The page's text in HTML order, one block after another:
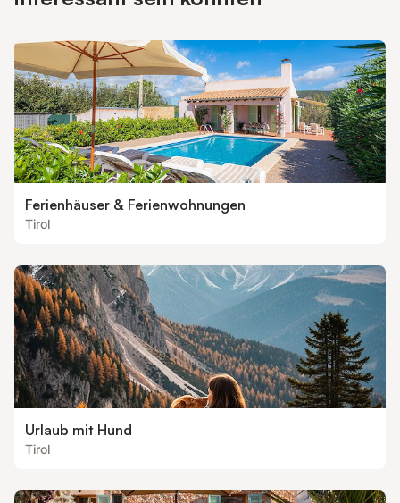
Ferienhäuser & Ferienwohnungen
Tirol
Urlaub mit Hund
Tirol